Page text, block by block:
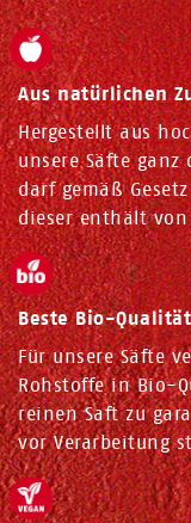
Aus natürlichen
Hergestellt aus
unsere Säfte
darf gemäß
dieser enthält von
Beste Bio-Qualität
Für unsere Säfte
Rohstoffe in Bio-
reinen Saft zu
vor Verarbeitung